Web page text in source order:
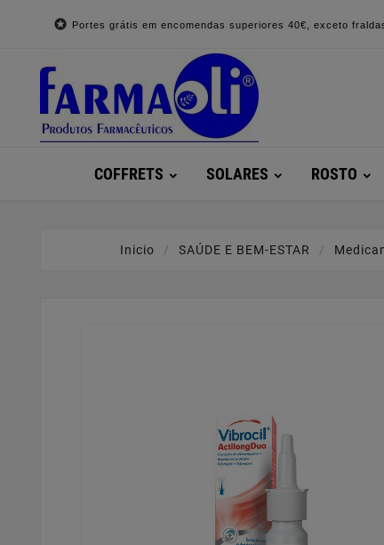
 Portes grátis em encomendas superiores 40€, exceto
COFFRETS SOLARES ROSTO
Inicio SAÚDE E BEM-ESTAR